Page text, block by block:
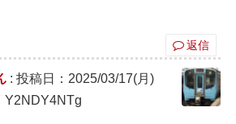
返信
: 投稿日：2025/03/17(月)
Y2NDY4NTg